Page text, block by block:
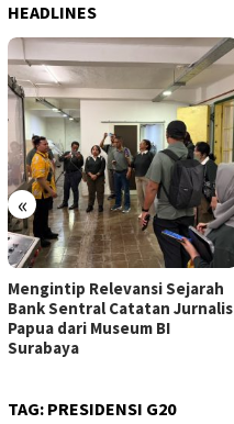
HEADLINES
«
Mengintip Relevansi Sejarah
Bank Sentral Catatan Jurnalis
Papua dari Museum BI
Surabaya
TAG: PRESIDENSI G20